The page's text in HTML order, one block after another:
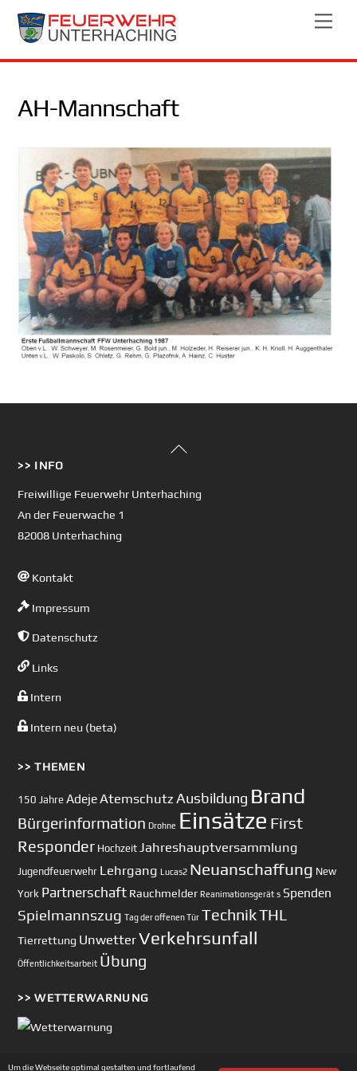
Skip
AH-Mannschaft
Back
>> INFO
Freiwillige Feuerwehr Unterhaching
An der Feuerwache 1
82008 Unterhaching
Kontakt
Impressum
Datenschutz
Links
Intern
Intern neu (beta)
>> THEMEN
150 Jahre AdejeAtemschutz Ausbildung Brand
Bürgerinformation Drohne Einsätze First
Responder Hochzeit Jahreshauptversammlung
Jugendfeuerwehr Lehrgang Lucas2 Neuanschaffung New
York Partnerschaft Rauchmelder Reanimationsgerät s Spenden
Spielmannszug Tag der offenen Tür TechnikTHL
Tierrettung UnwetterVerkehrsunfall
Öffentlichkeitsarbeit Übung
>> WETTERWARNUNG
Um die Webseite optimal gestalten und fortlaufend